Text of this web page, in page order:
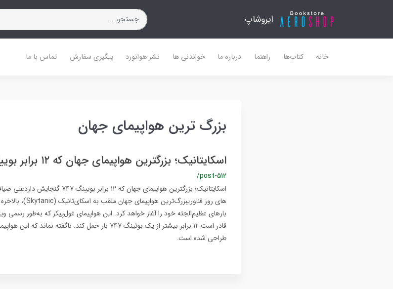
ایروشاپ
خانه کتاب‌ها راهنما درباره ما خواندنی ها نشر هوانورد پیگیری سفارش تماس با ما
بزرگ ترین هواپیمای جهان
اسکایتانیک؛ بزرگترین هواپیمای جهان که ۱۲ برابر بویینگ ۷۴۷ گنجایش دارد
/post-512
قادر است ۱۲ برابر بیشتر از یک بوئینگ ۷۴۷ بار حمل کند.
طراحی شده است.